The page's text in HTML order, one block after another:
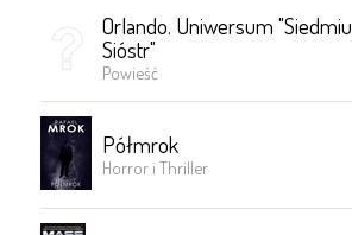
Orlando. Uniwersum "Siedmiu
Sióstr"
Powieść
Półmrok
Horror i Thriller